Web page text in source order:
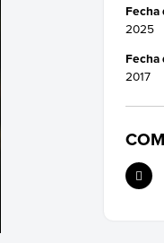
Fecha
2025
Fecha
2017